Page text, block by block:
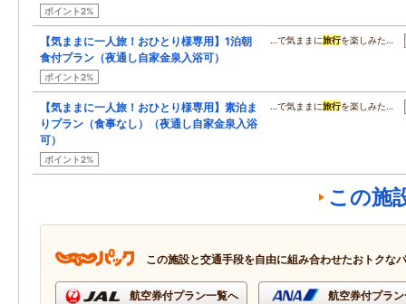
ポイント2%
【気ままに一人旅！おひとり様専用】1泊朝
食付プラン（夜通し自家金泉入浴可）
ポイント2%
…で気ままに旅行を楽しみた…
【気ままに一人旅！おひとり様専用】素泊ま
りプラン（食事なし）（夜通し自家金泉入浴
可）
ポイント2%
…で気ままに旅行を楽しみた…
この施
この施設と交通手段を自由に組み合わせたおトクな
航空券付プラン一覧へ 航空券付プラ